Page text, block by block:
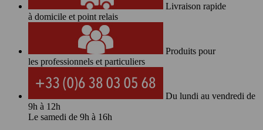
Livraison rapide
à domicile et point relais
Produits pour
les professionnels et particuliers
Du lundi au vendredi de
9h à 12h
Le samedi de 9h à 16h